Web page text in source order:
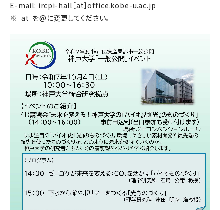
E-mail: ircpi-hall［at］office.kobe-u.ac.jp
※［at］を@に変更してください。